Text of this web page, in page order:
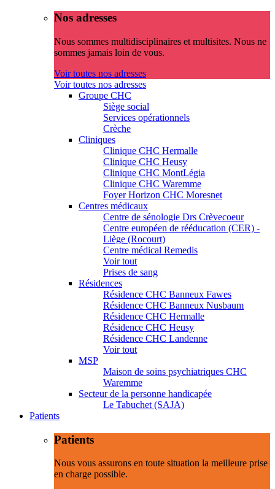
Nos adresses
Nous sommes multidisciplinaires et multisites. Nous ne
sommes jamais loin de vous.
Voir toutes nos adresses
Voir toutes nos adresses
Groupe CHC
Siège social
Services opérationnels
Crèche
Cliniques
Clinique CHC Hermalle
Clinique CHC Heusy
Clinique CHC MontLégia
Clinique CHC Waremme
Foyer Horizon CHC Moresnet
Centres médicaux
Centre de sénologie Drs Crèvecoeur
Centre européen de rééducation (CER) -
Liège (Rocourt)
Centre médical Remedis
Voir tout
Prises de sang
Résidences
Résidence CHC Banneux Fawes
Résidence CHC Banneux Nusbaum
Résidence CHC Hermalle
Résidence CHC Heusy
Résidence CHC Landenne
Voir tout
MSP
Maison de soins psychiatriques CHC
Waremme
Secteur de la personne handicapée
Le Tabuchet (SAJA)
Patients
Patients
Nous vous assurons en toute situation la meilleure prise
en charge possible.